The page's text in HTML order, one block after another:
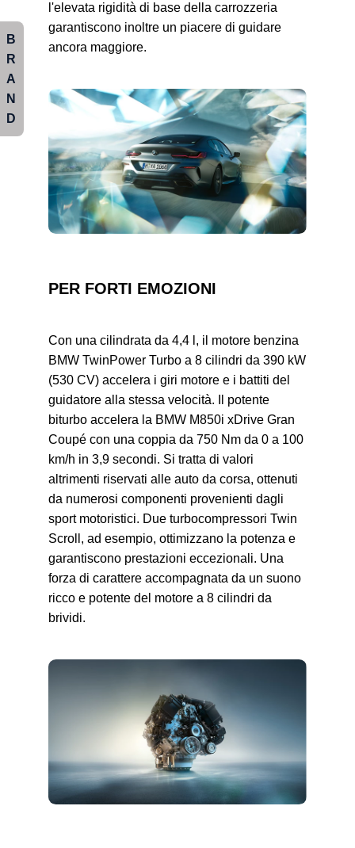
l'elevata rigidità di base della carrozzeria
garantiscono inoltre un piacere di guidare
ancora maggiore.
PER FORTI EMOZIONI
Con una cilindrata da 4,4 l, il motore benzina
BMW TwinPower Turbo a 8 cilindri da 390 kW
(530 CV) accelera i giri motore e i battiti del
guidatore alla stessa velocità. Il potente
biturbo accelera la BMW M850i xDrive Gran
Coupé con una coppia da 750 Nm da 0 a 100
km/h in 3,9 secondi. Si tratta di valori
altrimenti riservati alle auto da corsa, ottenuti
da numerosi componenti provenienti dagli
sport motoristici. Due turbocompressori Twin
Scroll, ad esempio, ottimizzano la potenza e
garantiscono prestazioni eccezionali. Una
forza di carattere accompagnata da un suono
ricco e potente del motore a 8 cilindri da
brividi.
B
R
A
N
D